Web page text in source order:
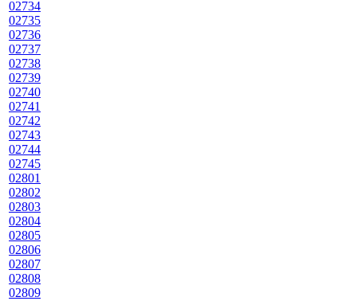
02734
02735
02736
02737
02738
02739
02740
02741
02742
02743
02744
02745
02801
02802
02803
02804
02805
02806
02807
02808
02809